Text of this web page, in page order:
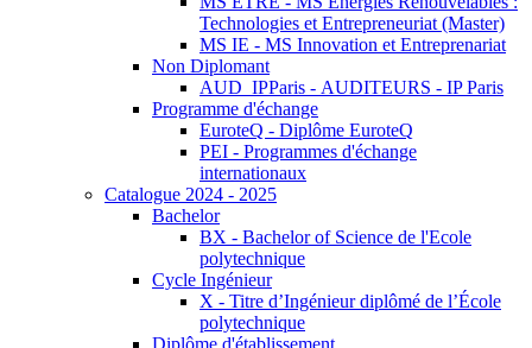
Technologies et Entrepreneuriat (Master)
MS IE - MS Innovation et Entreprenariat
Non Diplomant
AUD_IPParis - AUDITEURS - IP Paris
Programme d'échange
EuroteQ - Diplôme EuroteQ
PEI - Programmes d'échange
internationaux
Catalogue 2024 - 2025
Bachelor
BX - Bachelor of Science de l'Ecole
polytechnique
Cycle Ingénieur
X - Titre d’Ingénieur diplômé de l’École
polytechnique
Diplôme d'établissement